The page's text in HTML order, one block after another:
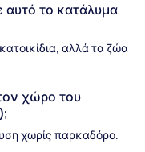
αυτό το κατάλυμα
αλλά τα ζώα
χώρο του
χωρίς παρκαδόρο.